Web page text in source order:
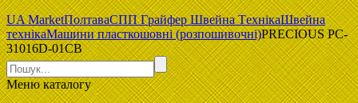
UA MarketПолтаваCПП Гpaйфep Швeйна ТexнiкаШвейна
технікаМашини пласткошовні (розпошивочні)PRECIOUS PC-
31016D-01CB
Менюкаталогу